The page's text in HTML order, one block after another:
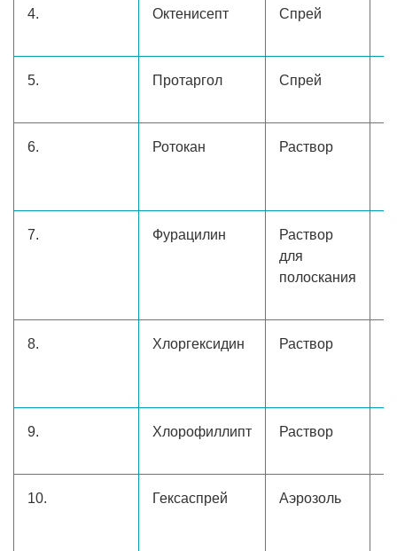
4. Октенисепт Спрей
5. Протаргол Спрей
6. Ротокан Раствор
7. Фурацилин
Раствор
для
полоскания
8. Хлоргексидин Раствор
9. Хлорофиллипт Раствор
10. Гексаспрей Аэрозоль